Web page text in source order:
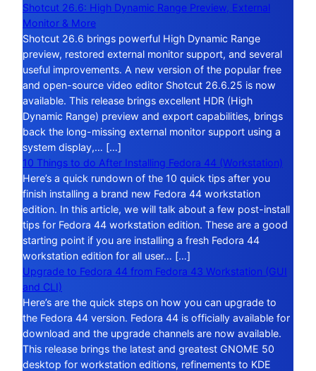
Shotcut 26.6: High Dynamic Range Preview, External
Monitor & More
Shotcut 26.6 brings powerful High Dynamic Range
preview, restored external monitor support, and several
useful improvements. A new version of the popular free
and open-source video editor Shotcut 26.6.25 is now
available. This release brings excellent HDR (High
Dynamic Range) preview and export capabilities, brings
back the long-missing external monitor support using a
system display,… […]
10 Things to do After Installing Fedora 44 (Workstation)
Here’s a quick rundown of the 10 quick tips after you
finish installing a brand new Fedora 44 workstation
edition. In this article, we will talk about a few post-install
tips for Fedora 44 workstation edition. These are a good
starting point if you are installing a fresh Fedora 44
workstation edition for all user… […]
Upgrade to Fedora 44 from Fedora 43 Workstation (GUI
and CLI)
Here’s are the quick steps on how you can upgrade to
the Fedora 44 version. Fedora 44 is officially available for
download and the upgrade channels are now available.
This release brings the latest and greatest GNOME 50
desktop for workstation editions, refinements to KDE